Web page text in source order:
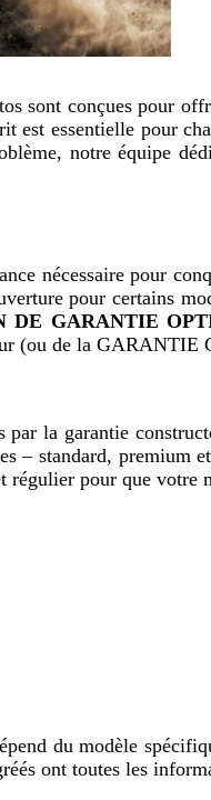
sont conçues pour
essentielle pour
notre équipe
nécessaire pour
pour certains
DE GARANTIE
(ou de la
la garantie
– standard, premium
pour que
du modèle
ont toutes les